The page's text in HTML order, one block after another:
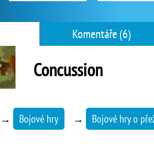
Komentáře (6)
Concussion
→ Bojové hry → Bojové hry o